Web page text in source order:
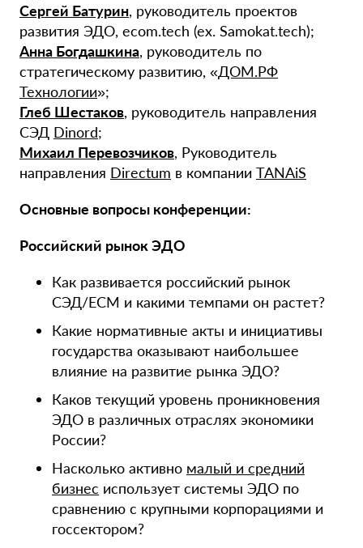
Сергей Батурин, руководитель проектов
развития ЭДО, ecom.tech (ex. Samokat.tech);
Анна Богдашкина, руководитель по
стратегическому развитию, «ДОМ.РФ
Технологии»;
Глеб Шестаков, руководитель направления
СЭД Dinord;
Михаил Перевозчиков, Руководитель
направления Directum в компании TANAiS
Основные вопросы конференции:
Российский рынок ЭДО
Как развивается российский рынок
СЭД/ECM и какими темпами он растет?
Какие нормативные акты и инициативы
государства оказывают наибольшее
влияние на развитие рынка ЭДО?
Каков текущий уровень проникновения
ЭДО в различных отраслях экономики
России?
Насколько активно малый и средний
бизнес использует системы ЭДО по
сравнению с крупными корпорациями и
госсектором?